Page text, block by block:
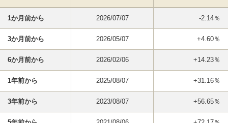
1か月前から 2026/07/07 -2.14％
3か月前から 2026/05/07 +4.60％
6か月前から 2026/02/06 +14.23％
1年前から 2025/08/07 +31.16％
3年前から 2023/08/07 +56.65％